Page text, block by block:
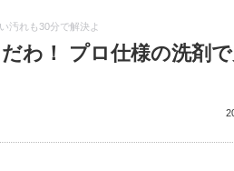
汚れも30分で解決よ
わ！ プロ仕様の洗剤